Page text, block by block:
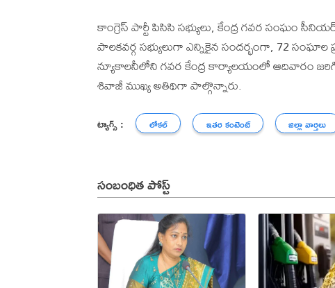
కాంగ్రెస్ పార్టీ పిసిసి సభ్యులు, కేంద్ర గవర సంఘం
పాలకవర్గ సభ్యులుగా ఎన్నికైన సందర్భంగా, 72
న్యూకాలనీలోని గవర కేంద్ర కార్యాలయంలో ఆదివారం జరిగిన
శివాజీ ముఖ్య అతిథిగా పాల్గొన్నారు.
ట్యాగ్స్ : లోకల్ ఇతర కంటెంట్ జిల్లా వార్తలు
సంబంధిత పోస్ట్